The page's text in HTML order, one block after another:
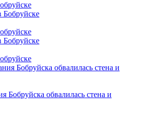
Бобруйска обвалилась стена и